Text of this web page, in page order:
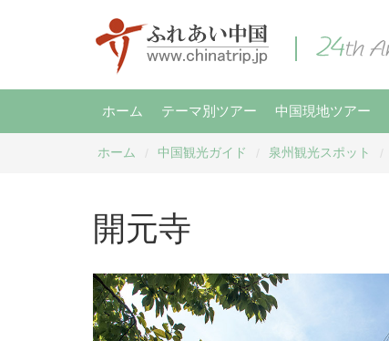
ホーム テーマ別ツアー 中国現地ツアー
ホーム 中国観光ガイド 泉州観光スポット
開元寺